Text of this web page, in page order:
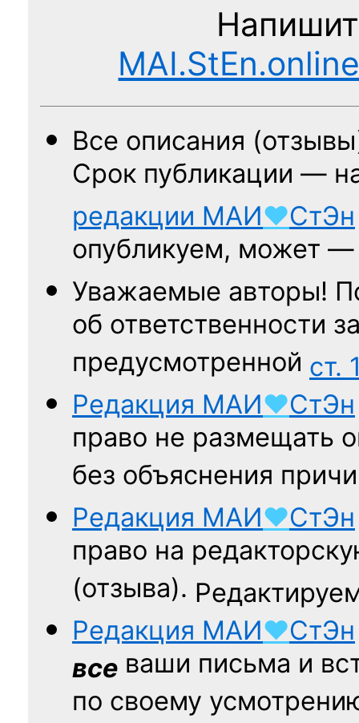
Все описания
Срок публикации —
редакции МАИ♥СтЭн
опубликуем, может
Уважаемые авторы!
об ответственности
предусмотренной ст.
Редакция МАИ♥СтЭн
право не размещать
без объяснения
Редакция МАИ♥СтЭн
право на
(отзыва).
Редакция МАИ♥СтЭн
все ваши письма и
по своему